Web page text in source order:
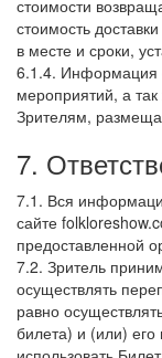
стоимости
стоимость
в месте и сроки,
6.1.4. Информация
мероприятий, а
Зрителям,
7.
7.1. Вся
сайте
предоставленной
7.2. Зритель
осуществлять
равно
билета) и (или)